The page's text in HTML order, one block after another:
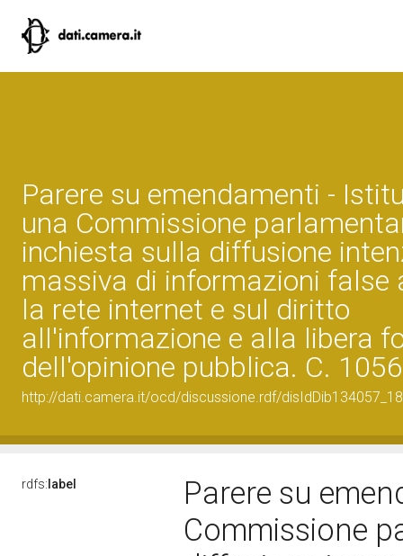
Parere su emendamenti -
una Commissione
inchiesta sulla diffusione
massiva di informazioni false
la rete internet e sul diritto
all'informazione e alla libera
dell'opinione pubblica. C. 1056
http://dati.camera.it/ocd/discussione.rdf/disIdDib134057_18
rdfs: label
Parere su
Commissione